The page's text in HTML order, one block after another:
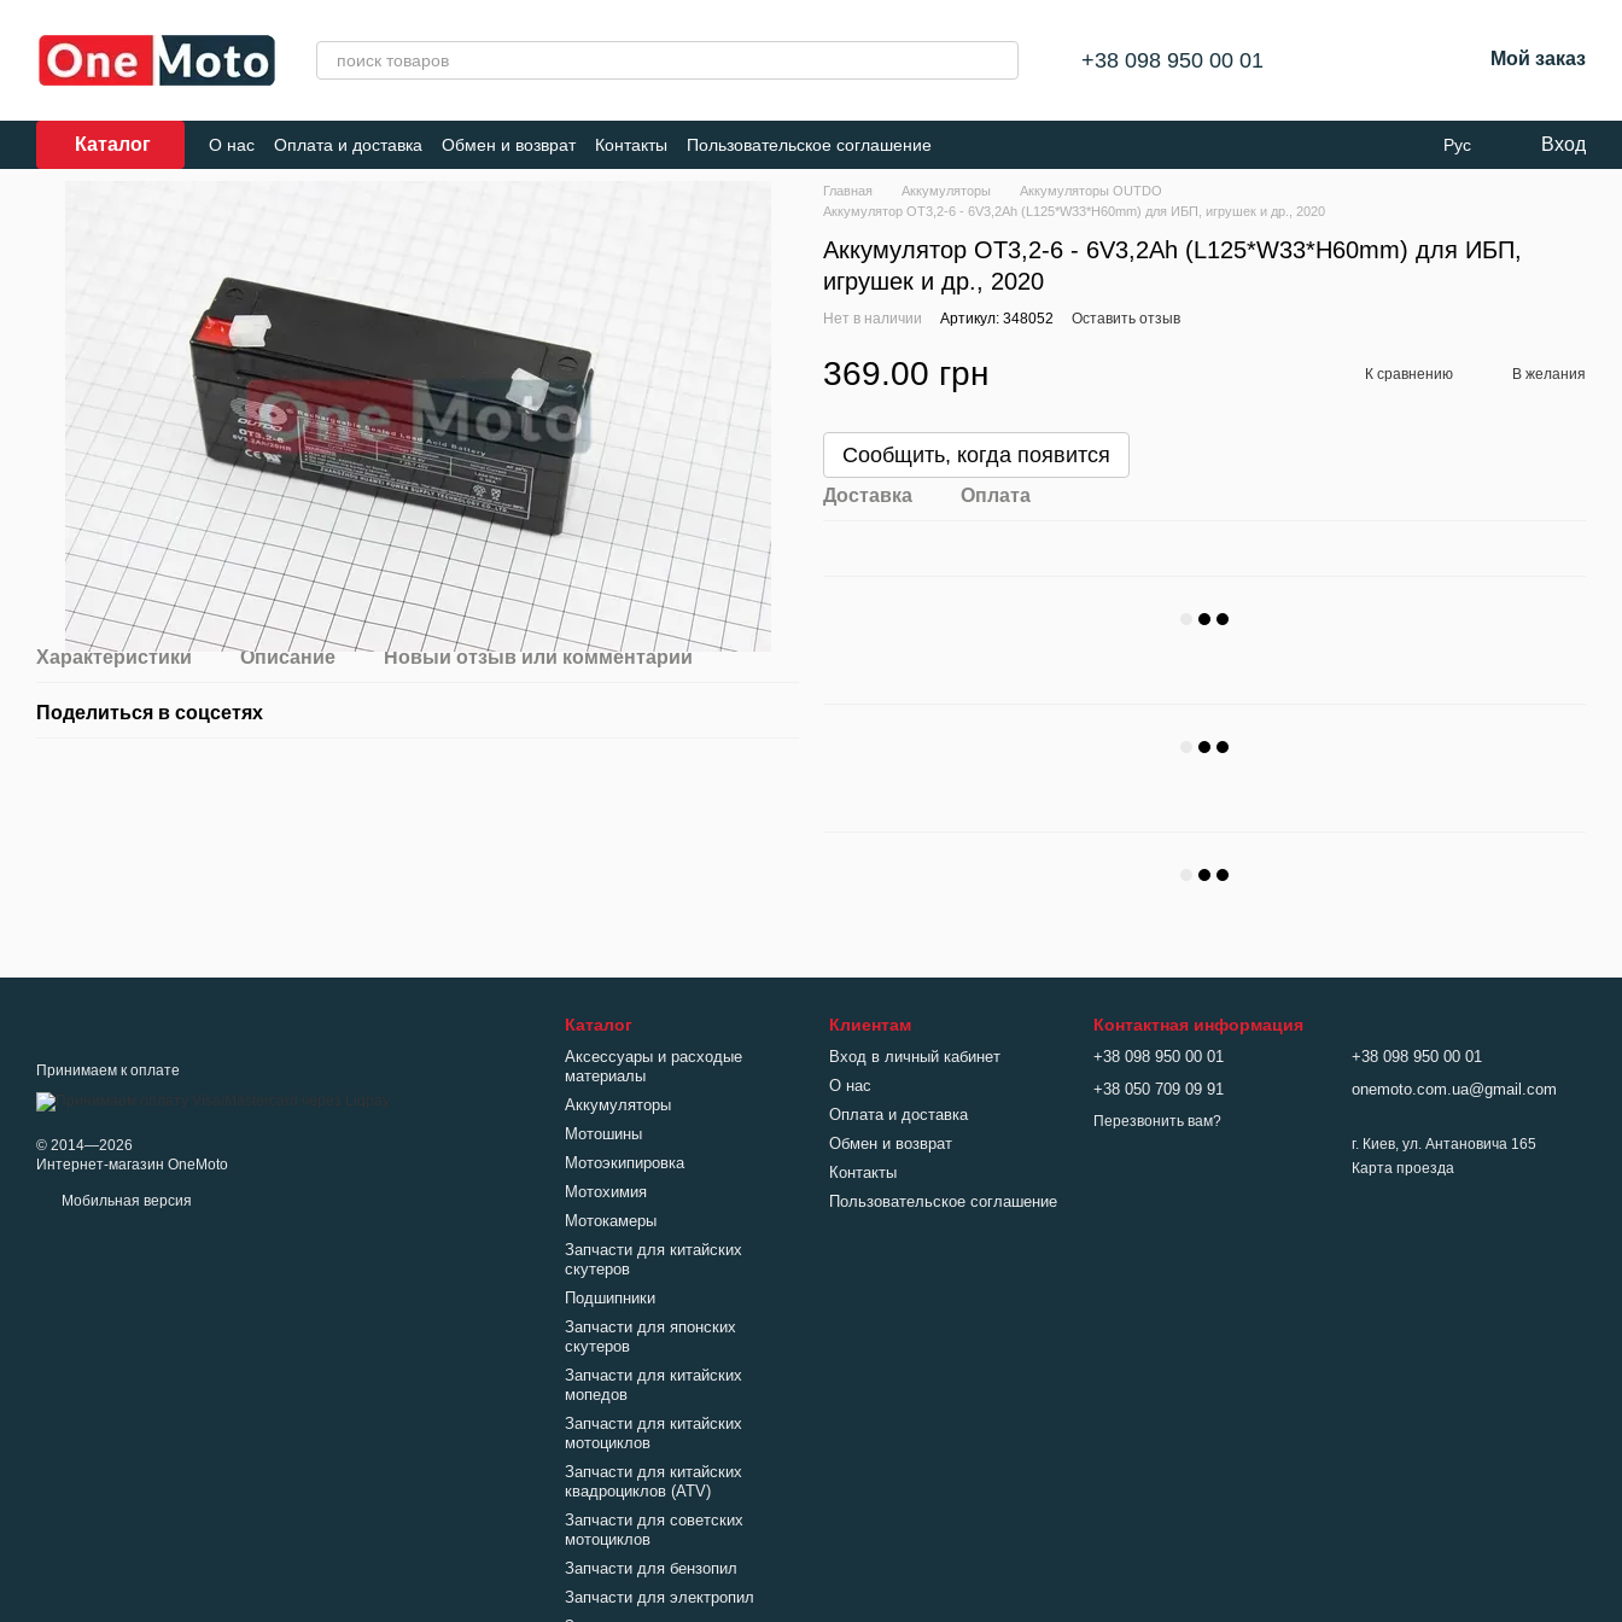
+38 098 950 00 01 Мой заказ
Каталог О нас Оплата и доставка Обмен и возврат Контакты Пользовательское соглашение Рус Вход
Характеристики Описание Новый отзыв или комментарий
Поделиться в соцсетях
Главная Аккумуляторы
Аккумуляторы OUTDO
Аккумулятор OT3,2-6 - 6V3,2Ah (L125*W33*H60mm) для ИБП, игрушек и др., 2020
Аккумулятор OT3,2-6 - 6V3,2Ah (L125*W33*H60mm) для ИБП,
игрушек и др., 2020
Нет в наличии Артикул: 348052 Оставить отзыв
369.00 грн К сравнению В желания
Сообщить, когда появится
Доставка Оплата
Принимаем к оплате
© 2014—2026
Интернет-магазин OneMoto
Мобильная версия
Каталог
Аксессуары и расходые
материалы
Аккумуляторы
Мотошины
Мотоэкипировка
Мотохимия
Мотокамеры
Запчасти для китайских
скутеров
Подшипники
Запчасти для японских
скутеров
Запчасти для китайских
мопедов
Запчасти для китайских
мотоциклов
Запчасти для китайских
квадроциклов (ATV)
Запчасти для советских
мотоциклов
Запчасти для бензопил
Запчасти для электропил
Клиентам
Вход в личный кабинет
О нас
Оплата и доставка
Обмен и возврат
Контакты
Пользовательское соглашение
Контактная информация
+38 098 950 00 01
+38 050 709 09 91
Перезвонить вам?
+38 098 950 00 01
onemoto.com.ua@gmail.com
г. Киев, ул. Антановича 165
Карта проезда